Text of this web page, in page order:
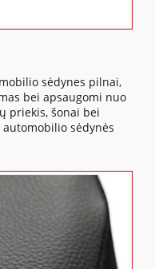
sėdynes pilnai,
bei apsaugomi nuo
priekis, šonai bei
sėdynės